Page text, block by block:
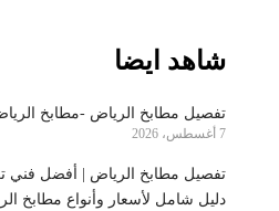
شاهد ايضا
تفصيل مطابخ الرياض -مطابخ
7 أغسطس، 2026
تفصيل مطابخ الرياض | أفضل فني
دليل شامل لأسعار وأنواع مطابخ